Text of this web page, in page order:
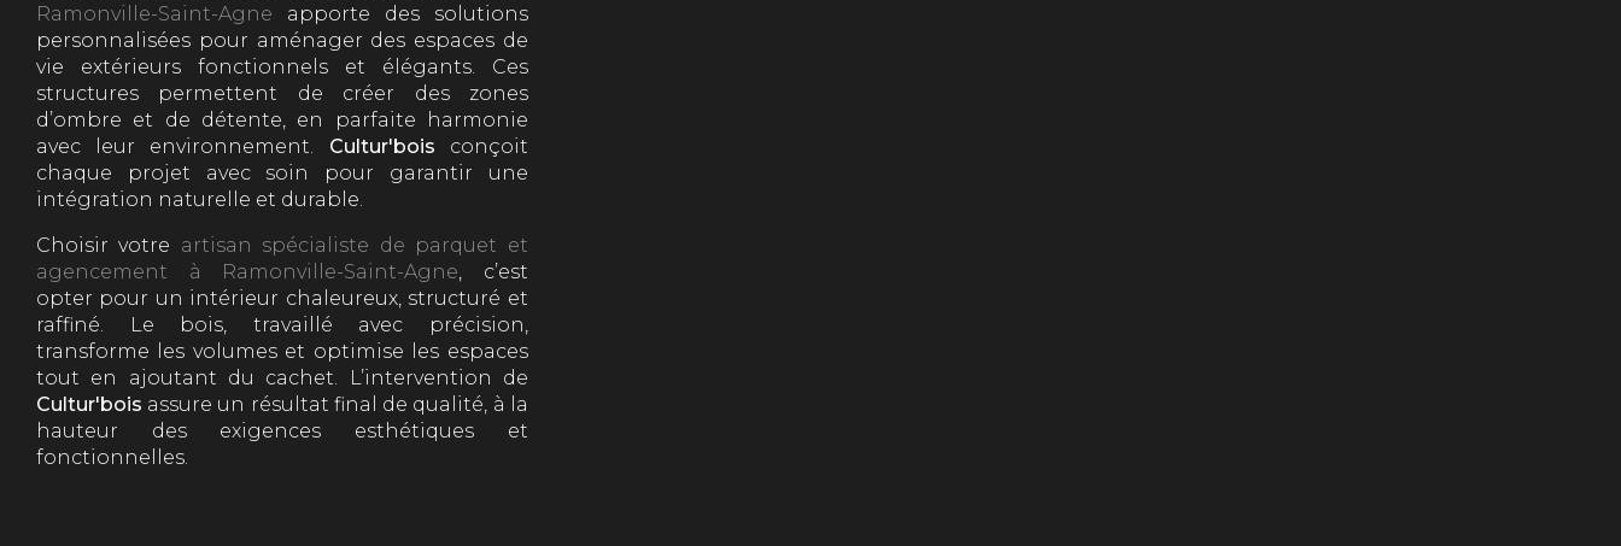
Ramonville-Saint-Agne apporte des solutions
personnalisées pour aménager des espaces de
vie extérieurs fonctionnels et élégants. Ces
structures permettent de créer des zones
d’ombre et de détente, en parfaite harmonie
avec leur environnement. Cultur'bois conçoit
chaque projet avec soin pour garantir une
intégration naturelle et durable.
Choisir votre artisan spécialiste de parquet et
agencement à Ramonville-Saint-Agne , c’est
opter pour un intérieur chaleureux, structuré et
raffiné. Le bois, travaillé avec précision,
transforme les volumes et optimise les espaces
tout en ajoutant du cachet. L’intervention de
Cultur'bois assure un résultat final de qualité, à la
hauteur des exigences esthétiques et
fonctionnelles.